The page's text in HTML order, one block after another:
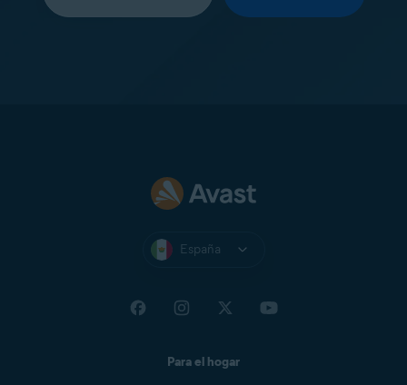
España
Para el hogar